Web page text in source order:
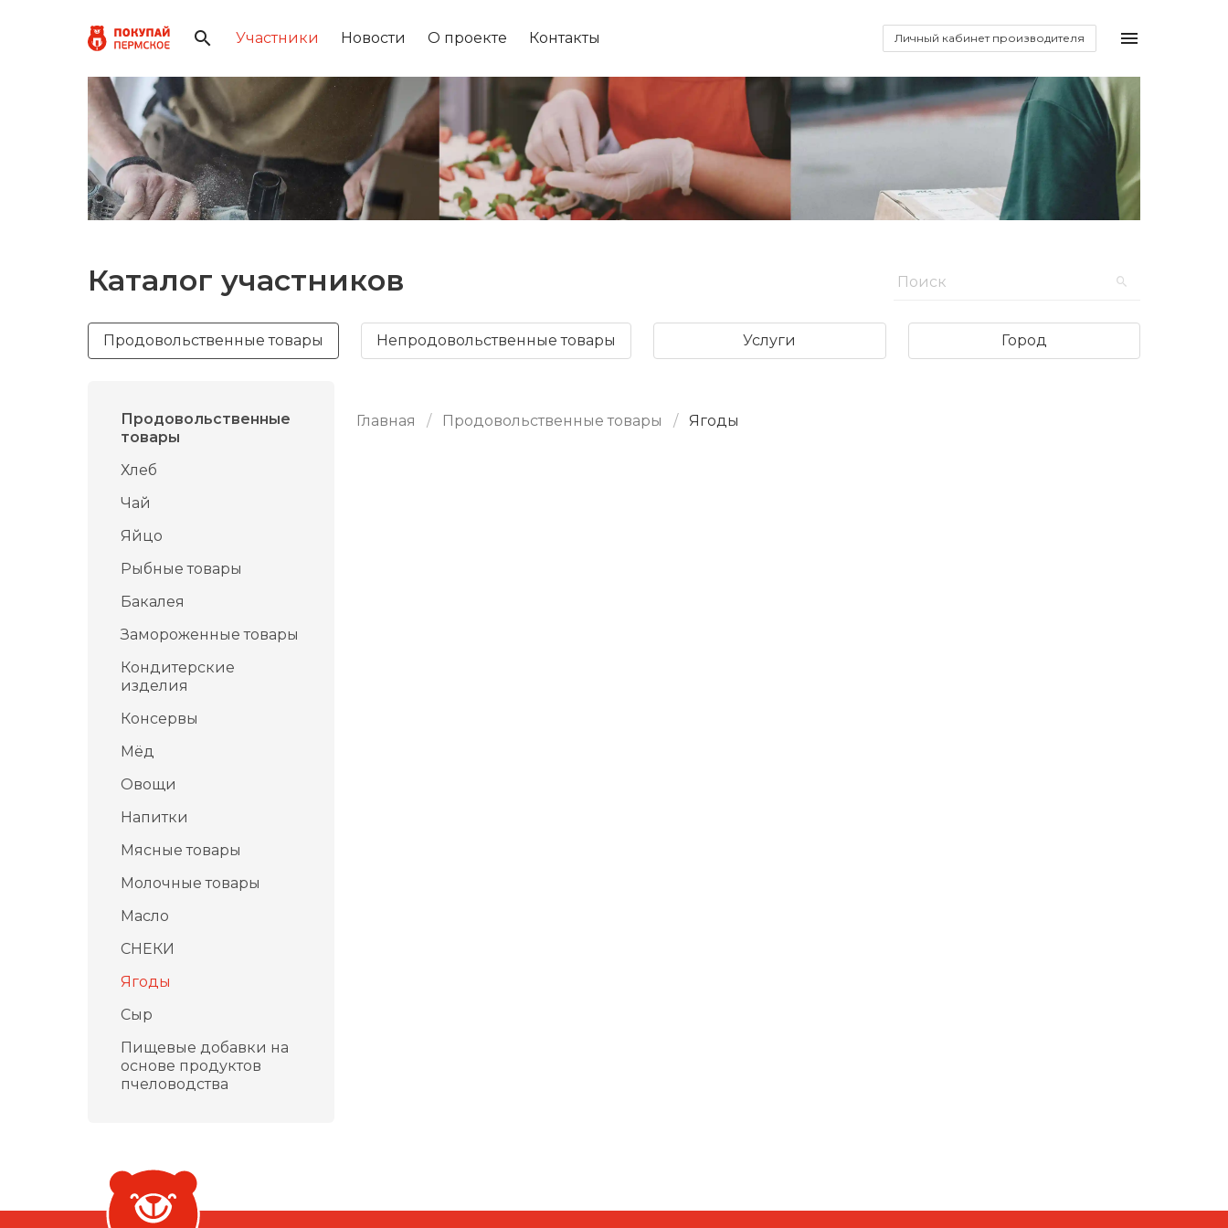
Участники Новости О проекте Контакты Личный кабинет производителя
Каталог участников
Продовольственные товары Непродовольственные товары Услуги Город
Продовольственные
товары
Хлеб
Чай
Яйцо
Рыбные товары
Бакалея
Замороженные товары
Кондитерские
изделия
Консервы
Мёд
Овощи
Напитки
Мясные товары
Молочные товары
Масло
СНЕКИ
Ягоды
Сыр
Пищевые добавки на
основе продуктов
пчеловодства
Главная Продовольственные товары Ягоды